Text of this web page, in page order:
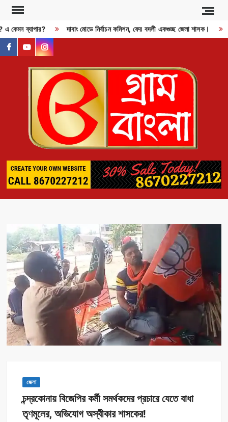
Skip
content
এ কেমন ব্যাপার? দাবাং মোডে নির্বাচন কমিশন, ফের বদলী একগুচ্ছ জেলা শাসক।
facebook
youtubeinstagram
জেলা
চন্দ্রকোনায় বিজেপির কর্মী সমর্থকদের প্রচারে যেতে বাধা
তৃণমূলের, অভিযোগ অস্বীকার শাসকের!